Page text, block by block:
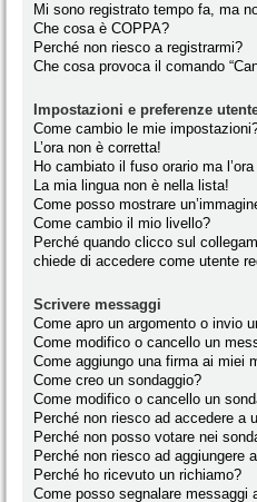
Mi sono registrato tempo fa, ma
Che cosa è COPPA?
Perché non riesco a registrarmi?
Che cosa provoca il comando
Impostazioni e preferenze
Come cambio le mie
L’ora non è corretta!
Ho cambiato il fuso orario ma
La mia lingua non è nella lista!
Come posso mostrare
Come cambio il mio livello?
Perché quando clicco sul
chiede di accedere come utente
Scrivere messaggi
Come apro un argomento o invio
Come modifico o cancello un
Come aggiungo una firma ai miei
Come creo un sondaggio?
Come modifico o cancello un
Perché non riesco ad accedere a
Perché non posso votare nei
Perché non riesco ad aggiungere
Perché ho ricevuto un richiamo?
Come posso segnalare messaggi